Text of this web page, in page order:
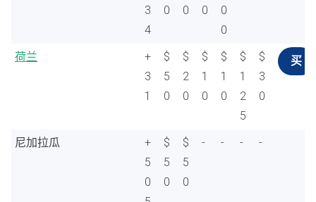
3
4
0
0
0
0
0
荷兰
+
3
1
$
5
0
$
2
0
$
1
0
$
1
0
$
1
2
5
$
3
0
买
尼加拉瓜
+
5
0
$
5
0
$
5
0
- - - -